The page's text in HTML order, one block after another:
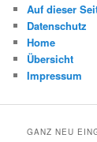
Auf dieser
Datenschutz
Home
Übersicht
Impressum
GANZ NEU